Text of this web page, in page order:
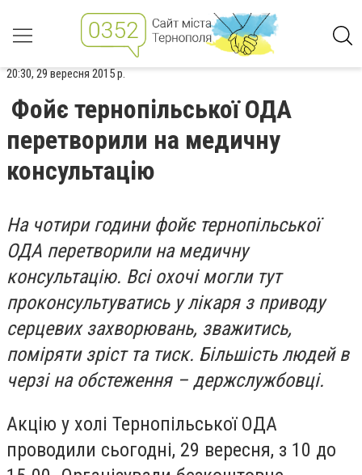
20:30, 29 вересня 2015 р.
Фойє тернопільської ОДА
перетворили на медичну
консультацію
На чотири години фойє тернопільської
ОДА перетворили на медичну
консультацію. Всі охочі могли тут
проконсультуватись у лікаря з приводу
серцевих захворювань, зважитись,
поміряти зріст та тиск. Більшість людей в
черзі на обстеження – держслужбовці.
Акцію у холі Тернопільської ОДА
проводили сьогодні, 29 вересня, з 10 до